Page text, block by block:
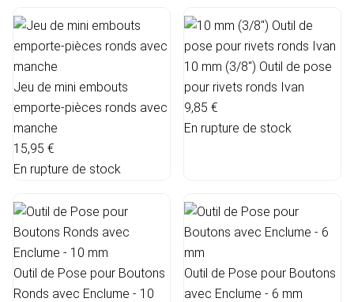
Jeu de mini embouts
emporte-pièces ronds avec
manche
15,95 €
En rupture de stock
10 mm (3/8") Outil de pose
pour rivets ronds Ivan
9,85 €
En rupture de stock
Outil de Pose pour Boutons
Ronds avec Enclume - 10
Outil de Pose pour Boutons
avec Enclume - 6 mm